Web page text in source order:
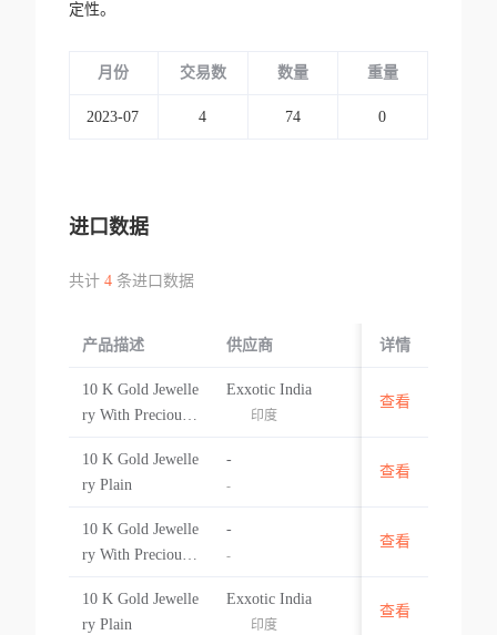
定性。
月份 交易数 数量 重量
2023-07 4 74 0
进口数据
共计 4条进口数据
产品描述 供应商 起运国/地区
详情
10 K Gold Jewelle
ry With Precious
nes & Diamonds
Exxotic India
印度
印度
查看
10 K Gold Jewelle
ry Plain
-
-
印度
查看
10 K Gold Jewelle
ry With Precious
nes & Diamonds
-
-
印度
查看
10 K Gold Jewelle
ry Plain
Exxotic India
印度
印度
查看